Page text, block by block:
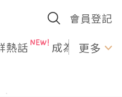
會員登記
熱話 成為U更多